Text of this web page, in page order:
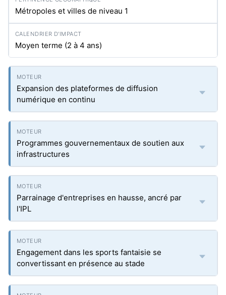
Métropoles et villes de niveau 1
Moyen terme (2 à 4 ans)
Expansion des plateformes de diffusion
numérique en continu
Programmes gouvernementaux de soutien aux
infrastructures
Parrainage d'entreprises en hausse, ancré par
l'IPL
Engagement dans les sports fantaisie se
convertissant en présence au stade